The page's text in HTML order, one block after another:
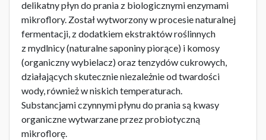
delikatny płyn do prania z biologicznymi enzymami
mikroflory. Został wytworzony w procesie naturalnej
fermentacji, z dodatkiem ekstraktów roślinnych
z mydlnicy (naturalne saponiny piorące) i komosy
(organiczny wybielacz) oraz tenzydów cukrowych,
działających skutecznie niezależnie od twardości
wody, również w niskich temperaturach.
Substancjami czynnymi płynu do prania są kwasy
organiczne wytwarzane przez probiotyczną
mikroflorę.